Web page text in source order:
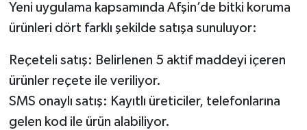
Yeni uygulama kapsamında Afşin’de bitki koruma
ürünleri dört farklı şekilde satışa sunuluyor:
Reçeteli satış: Belirlenen 5 aktif maddeyi içeren
ürünler reçete ile veriliyor.
SMS onaylı satış: Kayıtlı üreticiler, telefonlarına
gelen kod ile ürün alabiliyor.